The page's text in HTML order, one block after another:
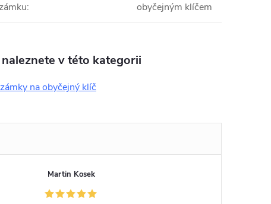
: obyčejným klíčem
v této kategorii
na obyčejný klíč
Martin Kosek